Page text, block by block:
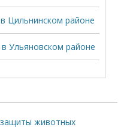
Цильнинском районе
Ульяновском районе
животных